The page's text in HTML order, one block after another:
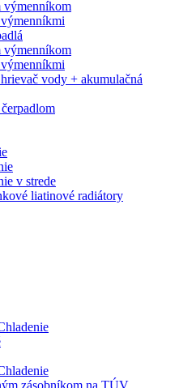
výmenníkom
výmenníkom
vody + akumulačná
v strede
liatinové radiátory
zásobníkom na TÚV